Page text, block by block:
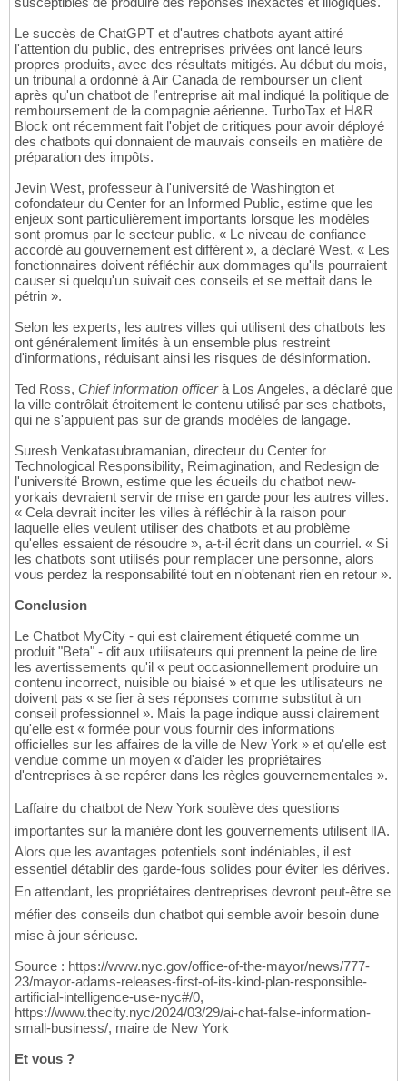
Le succès de ChatGPT et d'autres chatbots ayant attiré
l'attention du public, des entreprises privées ont lancé leurs
propres produits, avec des résultats mitigés. Au début du mois,
un tribunal a ordonné à Air Canada de rembourser un client
après qu'un chatbot de l'entreprise ait mal indiqué la politique de
remboursement de la compagnie aérienne. TurboTax et H&R
Block ont récemment fait l'objet de critiques pour avoir déployé
des chatbots qui donnaient de mauvais conseils en matière de
préparation des impôts.
Jevin West, professeur à l'université de Washington et
cofondateur du Center for an Informed Public, estime que les
enjeux sont particulièrement importants lorsque les modèles
sont promus par le secteur public. « Le niveau de confiance
accordé au gouvernement est différent », a déclaré West. « Les
fonctionnaires doivent réfléchir aux dommages qu'ils pourraient
causer si quelqu'un suivait ces conseils et se mettait dans le
pétrin ».
Selon les experts, les autres villes qui utilisent des chatbots les
ont généralement limités à un ensemble plus restreint
d'informations, réduisant ainsi les risques de désinformation.
Ted Ross, Chief information officerà Los Angeles, a déclaré que
la ville contrôlait étroitement le contenu utilisé par ses chatbots,
qui ne s'appuient pas sur de grands modèles de langage.
Suresh Venkatasubramanian, directeur du Center for
Technological Responsibility, Reimagination, and Redesign de
l'université Brown, estime que les écueils du chatbot new-
yorkais devraient servir de mise en garde pour les autres villes.
« Cela devrait inciter les villes à réfléchir à la raison pour
laquelle elles veulent utiliser des chatbots et au problème
qu'elles essaient de résoudre », a-t-il écrit dans un courriel. « Si
les chatbots sont utilisés pour remplacer une personne, alors
vous perdez la responsabilité tout en n'obtenant rien en retour ».
Conclusion
Le Chatbot MyCity - qui est clairement étiqueté comme un
produit "Beta" - dit aux utilisateurs qui prennent la peine de lire
les avertissements qu'il « peut occasionnellement produire un
contenu incorrect, nuisible ou biaisé » et que les utilisateurs ne
doivent pas « se fier à ses réponses comme substitut à un
conseil professionnel ». Mais la page indique aussi clairement
qu'elle est « formée pour vous fournir des informations
officielles sur les affaires de la ville de New York » et qu'elle est
vendue comme un moyen « d'aider les propriétaires
d'entreprises à se repérer dans les règles gouvernementales ».
Laffaire du chatbot de New York soulève des questions
importantes sur la manière dont les gouvernements utilisent lIA.
Alors que les avantages potentiels sont indéniables, il est
essentiel détablir des garde-fous solides pour éviter les dérives.
En attendant, les propriétaires dentreprises devront peut-être se
méfier des conseils dun chatbot qui semble avoir besoin dune
mise à jour sérieuse.
Source : https://www.nyc.gov/office-of-the-mayor/news/777-
23/mayor-adams-releases-first-of-its-kind-plan-responsible-
artificial-intelligence-use-nyc#/0,
https://www.thecity.nyc/2024/03/29/ai-chat-false-information-
small-business/, maire de New York
Et vous ?